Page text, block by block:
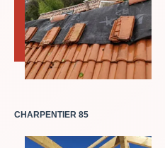
CHARPENTIER 85